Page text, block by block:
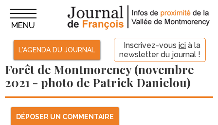
L'AGENDA DU JOURNAL Inscrivez-vous ici à la
newsletter du journal !
MENU
Forêt de Montmorency (novembre
2021 - photo de Patrick Danielou)
DÉPOSER UN COMMENTAIRE